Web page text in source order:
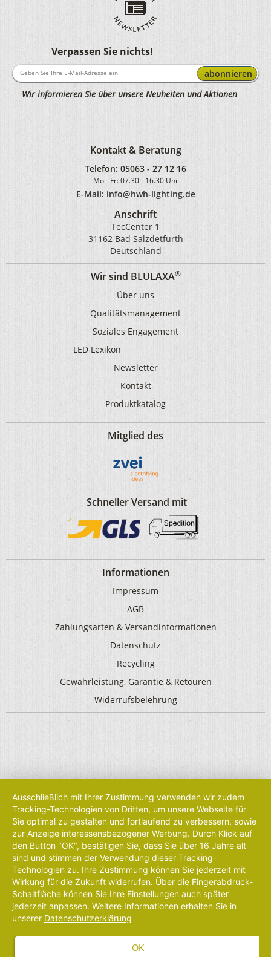
Verpassen Sie nichts!
abonnieren
Wir informieren Sie über unsere Neuheiten und Aktionen
Kontakt & Beratung
Telefon: 05063 - 27 12 16
Mo - Fr: 07.30 - 16.30 Uhr
E-Mail: info@hwh-lighting.de
Anschrift
TecCenter 1
31162 Bad Salzdetfurth
Deutschland
Wir sind BLULAXA®
Über uns
Qualitätsmanagement
Soziales Engagement
LED Lexikon
Newsletter
Kontakt
Produktkatalog
Mitglied des
Schneller Versand mit
Informationen
Impressum
AGB
Zahlungsarten & Versandinformationen
Datenschutz
Recycling
Gewährleistung, Garantie & Retouren
Widerrufsbelehrung
Ausschließlich mit Ihrer Zustimmung verwenden wir zudem
Tracking-Technologien von Dritten, um unsere Webseite für
Sie optimal zu gestalten und fortlaufend zu verbessern, sowie
zur Anzeige interessensbezogener Werbung. Durch Klick auf
den Button "OK", bestätigen Sie, dass Sie über 16 Jahre alt
sind und stimmen der Verwendung dieser Tracking-
Technologien zu. Ihre Zustimmung können Sie jederzeit mit
Wirkung für die Zukunft widerrufen. Über die Fingerabdruck-
Schaltfläche können Sie Ihre Einstellungen auch später
jederzeit anpassen. Weitere Informationen erhalten Sie in
unserer Datenschutzerklärung
OK